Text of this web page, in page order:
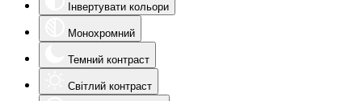
Інвертувати кольори
Монохромний
Темний контраст
Світлий контраст